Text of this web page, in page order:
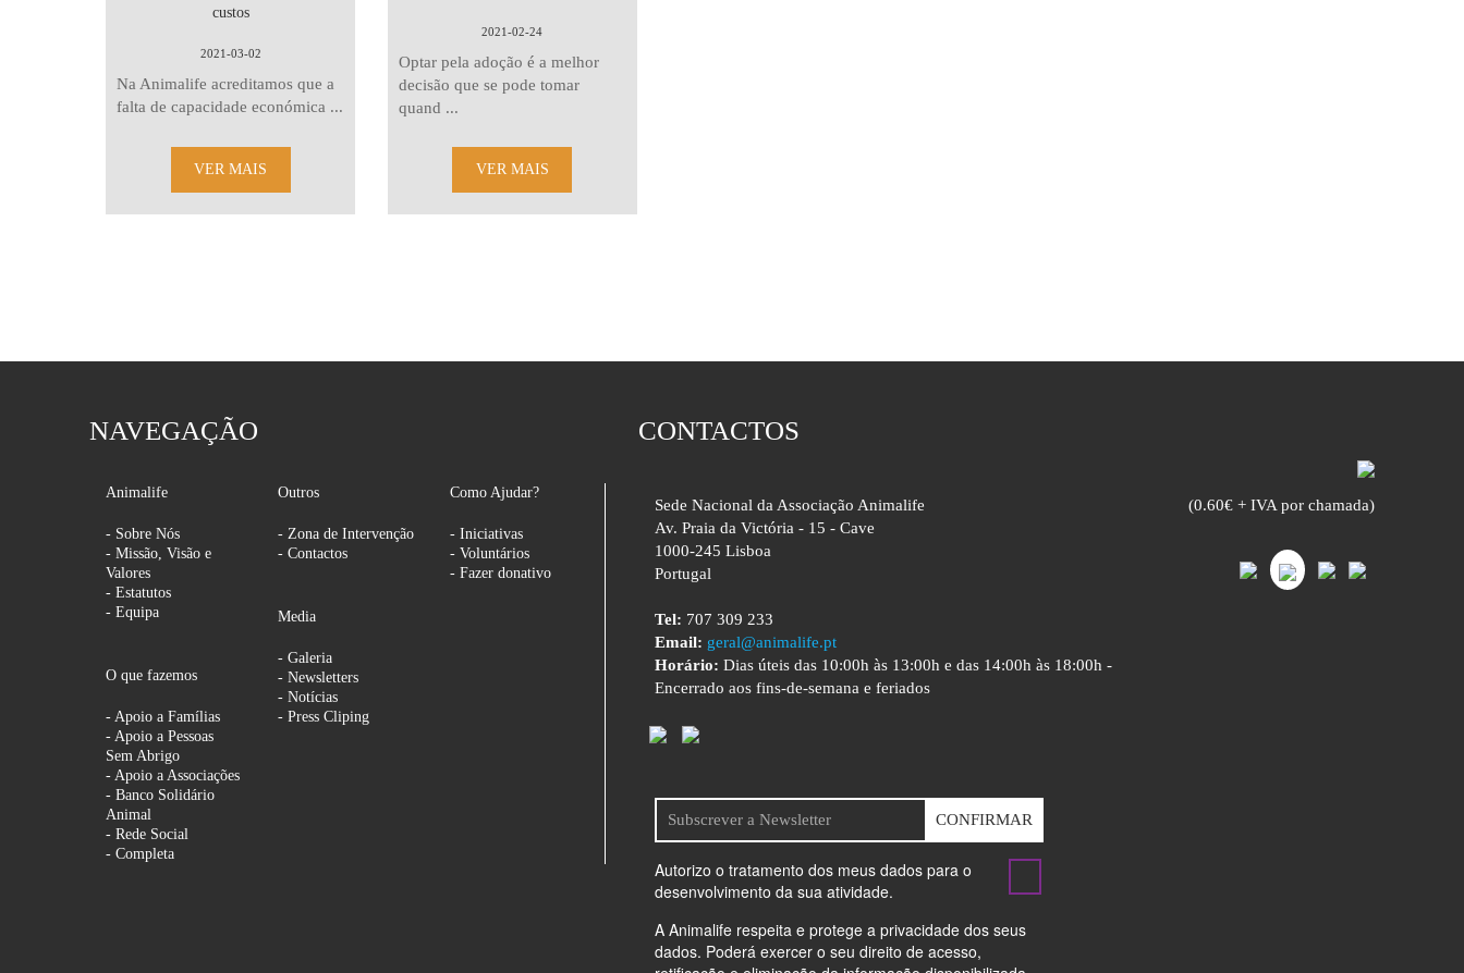
custos
2021-03-02
Na Animalife acreditamos que a
falta de capacidade económica ...
VER MAIS
2021-02-24
Optar pela adoção é a melhor
decisão que se pode tomar
quand ...
VER MAIS
NAVEGAÇÃO
Animalife
- Sobre Nós
- Missão, Visão e
Valores
- Estatutos
- Equipa
O que fazemos
- Apoio a Famílias
- Apoio a Pessoas
Sem Abrigo
- Apoio a Associações
- Banco Solidário
Animal
- Rede Social
- Completa
Outros
- Zona de Intervenção
- Contactos
Media
- Galeria
- Newsletters
- Notícias
- Press Cliping
Como Ajudar?
- Iniciativas
- Voluntários
- Fazer donativo
CONTACTOS
Sede Nacional da Associação Animalife
Av. Praia da Victória - 15 - Cave
1000-245 Lisboa
Portugal
Tel: 707 309 233
Email: geral@animalife.pt
Horário: Dias úteis das 10:00h às 13:00h e das 14:00h às 18:00h -
Encerrado aos fins-de-semana e feriados
(0.60€ + IVA por chamada)
CONFIRMAR
Autorizo o tratamento dos meus dados para o
desenvolvimento da sua atividade.
A Animalife respeita e protege a privacidade dos seus
dados. Poderá exercer o seu direito de acesso,